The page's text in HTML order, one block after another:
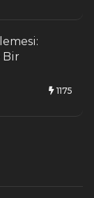
Bir
1175